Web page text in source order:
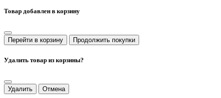
Товар добавлен в корзину
Перейти в корзину Продолжить покупки
Удалить товар из корзины?
Удалить Отмена